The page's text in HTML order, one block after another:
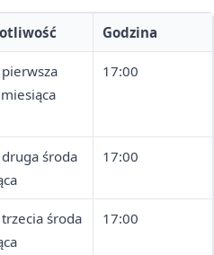
Godzina
17:00
druga środa
17:00
środa
17:00